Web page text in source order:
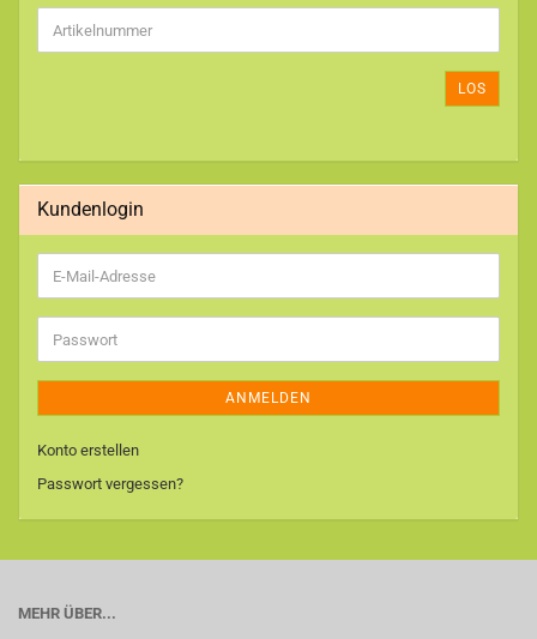
GEBEN
SIE
DIE
EIN.
LOS
Kundenlogin
E-
Mail-
Adresse
Passwort
ANMELDEN
Konto erstellen
Passwort vergessen?
MEHR ÜBER...